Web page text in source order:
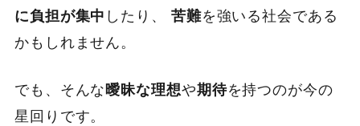
に負担が集中 したり、 苦難を強いる社会である
かもしれません。
でも、そんな曖昧な理想や期待を持つのが今の
星回りです。